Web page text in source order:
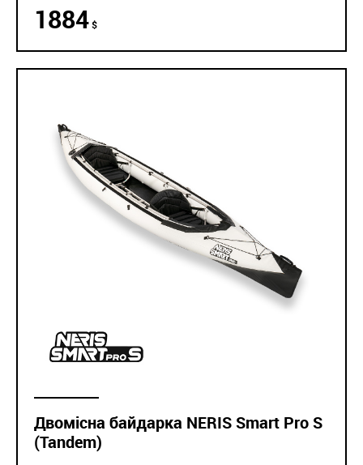
1884$
Двомісна байдарка NERIS Smart Pro S
(Tandem)